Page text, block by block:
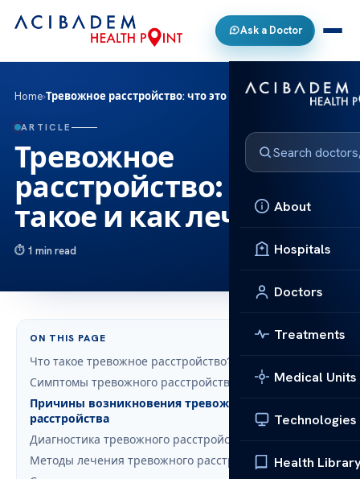
Ask a Doctor
About
Hospitals
Doctors
Treatments
Medical Units
Technologies
Health
Home›Тревожное расстройство: что это такое и как лечить
ARTICLE
Тревожное
расстройство: что это
такое и как лечить
1 min read
ON THIS PAGE
Что такое тревожное расстройство?
Симптомы тревожного расстройства
Причины возникновения тревожного
расстройства
Диагностика тревожного расстройства
Методы лечения тревожного расстройства